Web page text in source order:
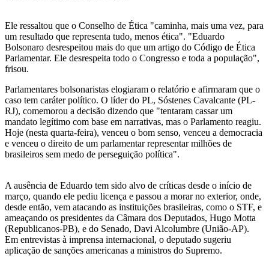
Ele ressaltou que o Conselho de Ética "caminha, mais uma vez, para
um resultado que representa tudo, menos ética". "Eduardo
Bolsonaro desrespeitou mais do que um artigo do Código de Ética
Parlamentar. Ele desrespeita todo o Congresso e toda a população",
frisou.
Parlamentares bolsonaristas elogiaram o relatório e afirmaram que o
caso tem caráter político. O líder do PL, Sóstenes Cavalcante (PL-
RJ), comemorou a decisão dizendo que "tentaram cassar um
mandato legítimo com base em narrativas, mas o Parlamento reagiu.
Hoje (nesta quarta-feira), venceu o bom senso, venceu a democracia
e venceu o direito de um parlamentar representar milhões de
brasileiros sem medo de perseguição política".
A ausência de Eduardo tem sido alvo de críticas desde o início de
março, quando ele pediu licença e passou a morar no exterior, onde,
desde então, vem atacando as instituições brasileiras, como o STF, e
ameaçando os presidentes da Câmara dos Deputados, Hugo Motta
(Republicanos-PB), e do Senado, Davi Alcolumbre (União-AP).
Em entrevistas à imprensa internacional, o deputado sugeriu
aplicação de sanções americanas a ministros do Supremo.